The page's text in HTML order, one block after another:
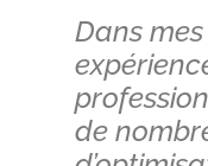
Dans
de